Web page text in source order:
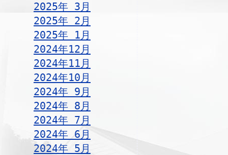
2025年 3月
2025年 2月
2025年 1月
2024年12月
2024年11月
2024年10月
2024年 9月
2024年 8月
2024年 7月
2024年 6月
2024年 5月